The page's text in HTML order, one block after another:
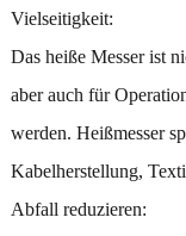
Vielseitigkeit:
Das heiße Messer ist
aber auch für
werden. Heißmesser
Kabelherstellung,
Abfall reduzieren: